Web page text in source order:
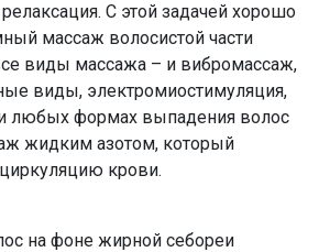
С этой задачей хорошо
массаж волосистой части
виды массажа – и вибромассаж,
виды, электромиостимуляция,
любых формах выпадения волос
жидким азотом, который
крови.
на фоне жирной себореи